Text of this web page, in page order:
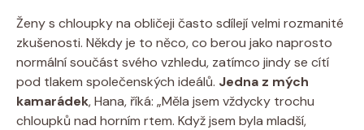
Ženy s chloupky na obličeji často sdílejí velmi rozmanité
zkušenosti. Někdy je to něco, co berou jako naprosto
normální součást svého vzhledu, zatímco jindy se cítí
pod tlakem společenských ideálů. Jedna z mých
kamarádek, Hana, říká: „Měla jsem vždycky trochu
chloupků nad horním rtem. Když jsem byla mladší,